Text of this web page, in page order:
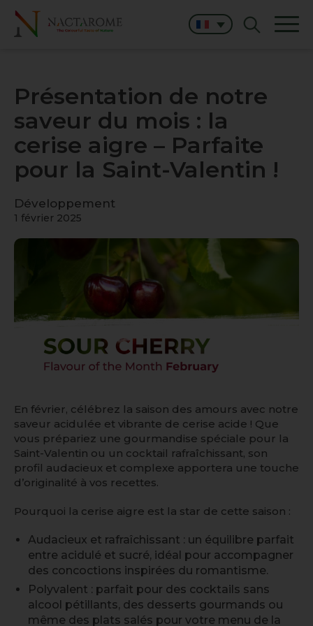
Présentation de notre
saveur du mois : la
cerise aigre – Parfaite
pour la Saint-Valentin !
Développement
1 février 2025
En février, célébrez la saison des amours avec notre
saveur acidulée et vibrante de cerise acide ! Que
vous prépariez une gourmandise spéciale pour la
Saint-Valentin ou un cocktail rafraîchissant, son
profil audacieux et complexe apportera une touche
d’originalité à vos recettes.
Pourquoi la cerise aigre est la star de cette saison :
Audacieux et rafraîchissant : un équilibre parfait
entre acidulé et sucré, idéal pour accompagner
des concoctions inspirées du romantisme.
Polyvalent : parfait pour des cocktails sans
alcool pétillants, des desserts gourmands ou
même des plats salés pour votre menu de la